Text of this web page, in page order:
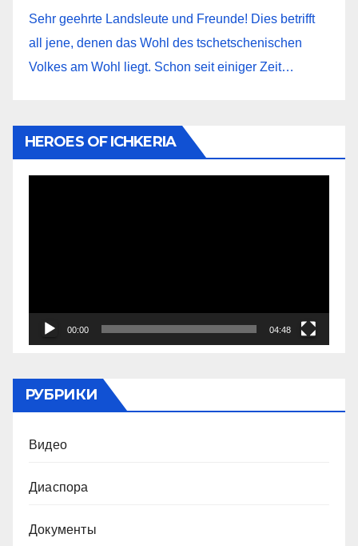
Sehr geehrte Landsleute und Freunde! Dies betrifft
all jene, denen das Wohl des tschetschenischen
Volkes am Wohl liegt. Schon seit einiger Zeit…
HEROES OF ICHKERIA
00:00 04:48
РУБРИКИ
Видео
Диаспора
Документы